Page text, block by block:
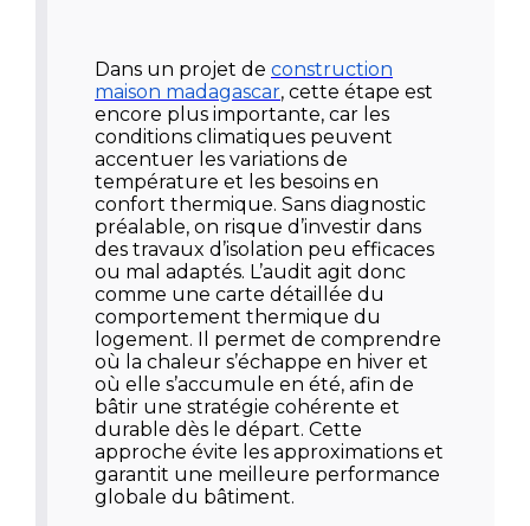
Dans un projet de construction
maison madagascar, cette étape est
encore plus importante, car les
conditions climatiques peuvent
accentuer les variations de
température et les besoins en
confort thermique. Sans diagnostic
préalable, on risque d’investir dans
des travaux d’isolation peu efficaces
ou mal adaptés. L’audit agit donc
comme une carte détaillée du
comportement thermique du
logement. Il permet de comprendre
où la chaleur s’échappe en hiver et
où elle s’accumule en été, afin de
bâtir une stratégie cohérente et
durable dès le départ. Cette
approche évite les approximations et
garantit une meilleure performance
globale du bâtiment.